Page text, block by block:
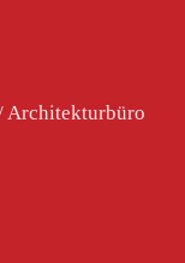
Architekturbüro